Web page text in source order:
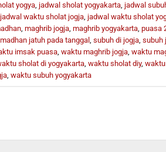
yogya, jadwal sholat yogyakarta, jadwal
jadwal waktu sholat jogja, jadwal waktu sholat
, maghrib jogja, maghrib yogyakarta, puasa
jatuh pada tanggal , subuh di jogja, subuh
imsak puasa, waktu maghrib jogja, waktu
sholat di yogyakarta, waktu sholat diy,
, waktu subuh yogyakarta